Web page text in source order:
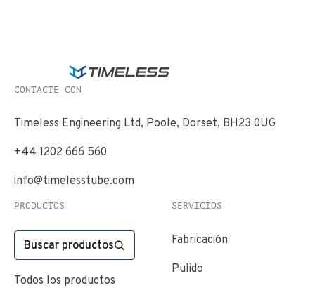
CONTACTE CON
Timeless Engineering Ltd, Poole, Dorset, BH23 0UG
+44 1202 666 560
info@timelesstube.com
PRODUCTOS
Buscar productos
Todos los productos
SERVICIOS
Fabricación
Pulido